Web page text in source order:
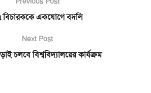
বিচারককে একযোগে বদলি
Next Post
চলবে বিশ্ববিদ্যালয়ের কার্যক্রম